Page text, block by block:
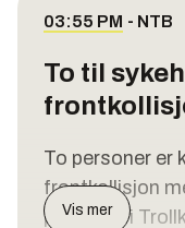
luftfartstilsynet
Pålegget
typene 737
Flyselskapene
sprekker i
03:55 PM - NTB
To til
To personer er
frontkollisjon
personbil i
Vis mer